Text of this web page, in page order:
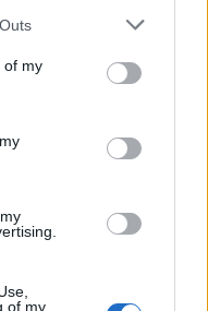
of my
of my
parkovací automaty.
Svaté Hory
pravidla soutěže.
i za předcházení